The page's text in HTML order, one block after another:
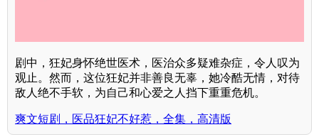
剧中，狂妃身怀绝世医术，医治众多疑难杂症，令人叹为
观止。然而，这位狂妃并非善良无辜，她冷酷无情，对待
敌人绝不手软，为自己和心爱之人挡下重重危机。
爽文短剧，医品狂妃不好惹，全集，高清版